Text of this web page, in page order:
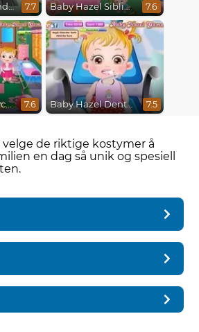
Baby Hazel Hand Fracture 7.7 Baby Hazel Sibling Trouble 7.6
Baby Hazel Daycare 7.6 Baby Hazel Dental Care 7.5
velge de riktige kostymer å
en dag så unik og spesiell